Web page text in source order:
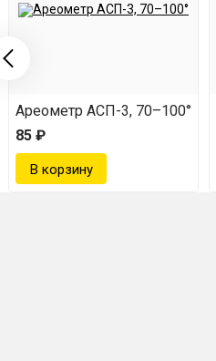
Ареометр АСП-3, 70–100°
85 ₽